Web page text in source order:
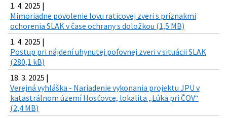
1. 4. 2025 |
Mimoriadne povolenie lovu raticovej zveri s príznakmi
ochorenia SLAK v čase ochrany s doložkou (1,5 MB)
1. 4. 2025 |
Postup pri nájdení uhynutej poľovnej zveri v situácii SLAK
(280,1 kB)
18. 3. 2025 |
Verejná vyhláška - Nariadenie vykonania projektu JPU v
katastrálnom území Hosťovce, lokalita „Lúka pri ČOV“
(2,4 MB)